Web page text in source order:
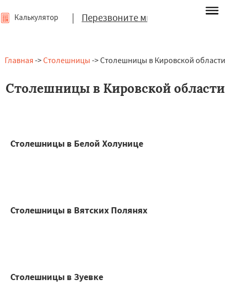
| Перезвоните мне
Калькулятор
Главная ->Столешницы -> Столешницы в Кировской области
Столешницы в Кировской области
Столешницы в Белой Холунице
Столешницы в Вятских Полянях
Столешницы в Зуевке